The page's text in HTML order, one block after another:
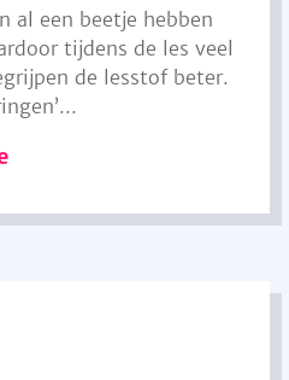
al een beetje hebben
tijdens de les veel
de lesstof beter.